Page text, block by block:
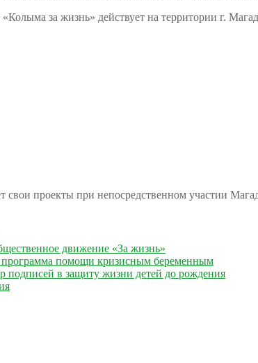
за жизнь» действует на территории г.
свои проекты при непосредственном участии
движение «За жизнь»
программа помощи кризисным беременным
подписей в защиту жизни детей до рождения